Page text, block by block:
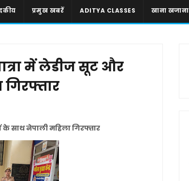
प्रमुख खबरें ADITYA CLASSES खाना खजाना
में लेडीज सूट और
के साथ नेपाली महिला गिरफ्तार